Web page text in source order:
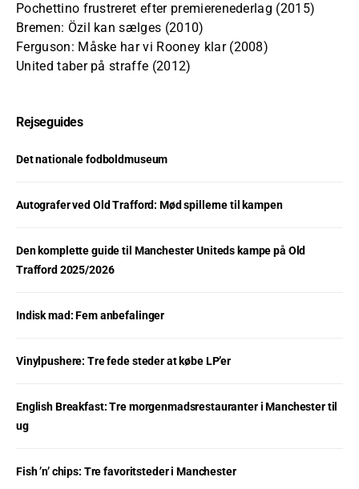
Pochettino frustreret efter premierenederlag (2015)
Bremen: Özil kan sælges (2010)
Ferguson: Måske har vi Rooney klar (2008)
United taber på straffe (2012)
Rejseguides
Det nationale fodboldmuseum
Autografer ved Old Trafford: Mød spillerne til kampen
Den komplette guide til Manchester Uniteds kampe på Old
Trafford 2025/2026
Indisk mad: Fem anbefalinger
Vinylpushere: Tre fede steder at købe LP’er
English Breakfast: Tre morgenmadsrestauranter i Manchester til
ug
Fish ’n’ chips: Tre favoritsteder i Manchester